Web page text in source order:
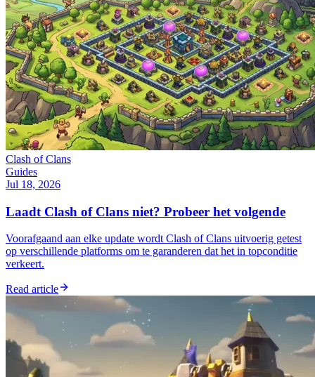
Clash of Clans
Guides
Jul 18, 2026
Laadt Clash of Clans niet? Probeer het volgende
Voorafgaand aan elke update wordt Clash of Clans uitvoerig getest
op verschillende platforms om te garanderen dat het in topconditie
verkeert.
Read article